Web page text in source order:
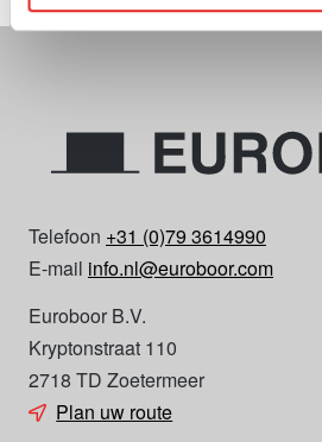
Telefoon +31 (0)79 3614990
E-mail info.nl@euroboor.com
Euroboor B.V.
Kryptonstraat 110
2718 TD Zoetermeer
Plan uw route